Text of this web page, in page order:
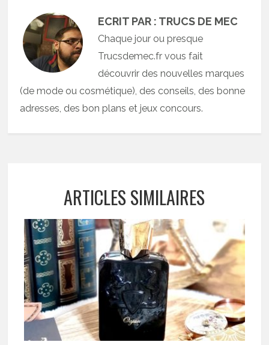
ECRIT PAR : TRUCS DE MEC
Chaque jour ou presque
Trucsdemec.fr vous fait
découvrir des nouvelles marques
(de mode ou cosmétique), des conseils, des bonne
adresses, des bon plans et jeux concours.
ARTICLES SIMILAIRES